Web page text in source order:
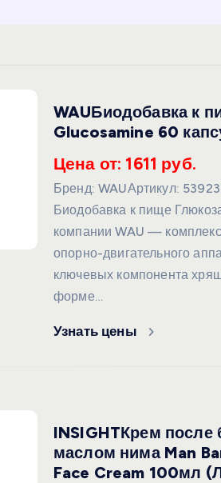
WAUБиодобавка к
Glucosamine 60
Цена от: 1611 руб.
Бренд: WAUАртикул:
Биодобавка к пище
компании WAU —
опорно-двигательного
ключевых компонента
форме…
Узнать цены
INSIGHTКрем после
маслом нима Man
Face Cream 100мл